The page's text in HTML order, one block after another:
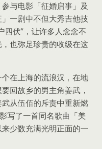
与电影「征婚启事」及
」一剧中不但大秀吉他技
四伏”，让许多人念念不
也弥足珍贵的收级在这
在上海的流浪汉，在地
回故乡的男主角姜武，
从伍佰的斥责中重新燃
写了一首同名歌曲「美
少数充满光明正面的一